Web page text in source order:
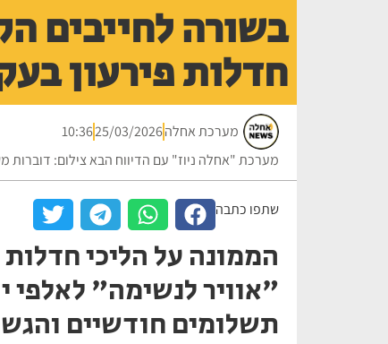
בשורה לחייבים
חדלות פירעון
מערכת אחלה25/03/2026
10:36
מערכת "אחלה ניוז" עם הדיווח הבא צילום:
שתפו כתבה
הממונה על הליכי
"אוויר לנשימה" לאלפי
תשלומים חודשיים